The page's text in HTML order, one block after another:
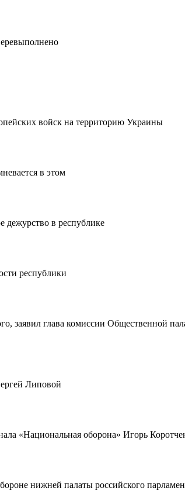
войск на территорию Украины
в этом
дежурство в республике
республики
заявил глава комиссии Общественной
Липовой
«Национальная оборона» Игорь
нижней палаты российского